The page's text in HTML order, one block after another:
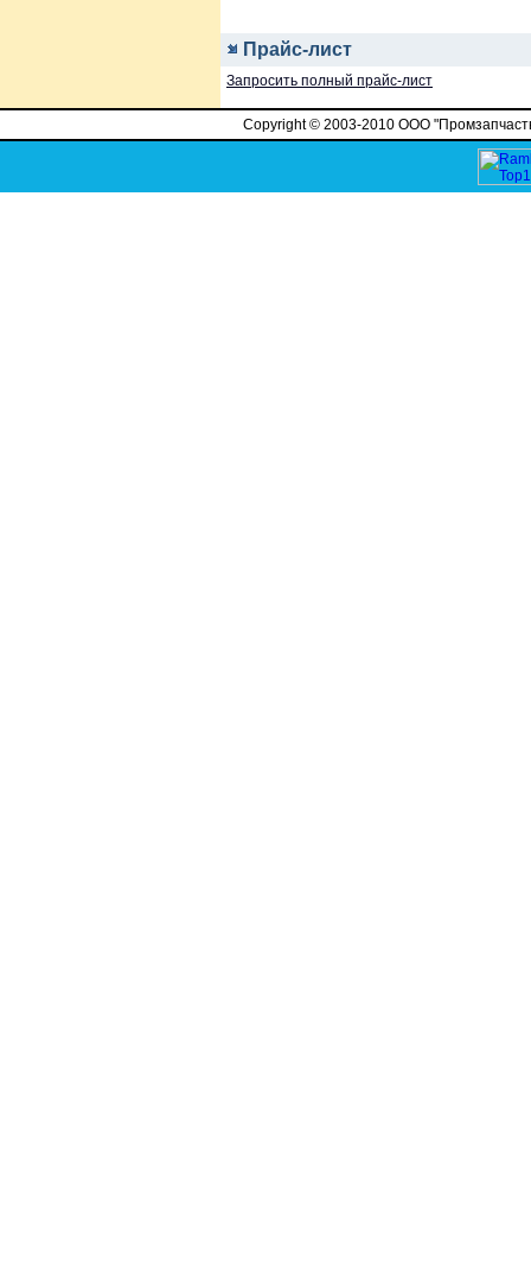
Прайс-лист
Запросить полный прайс-лист
Copyright © 2003-2010 ООО